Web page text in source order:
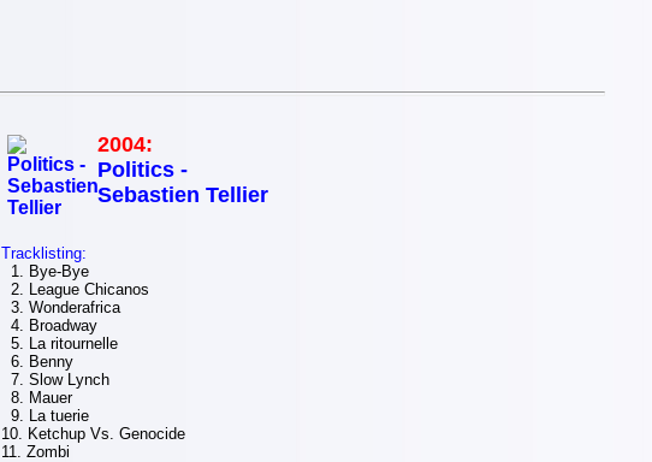
2004:
Politics -
Sebastien Tellier
Tracklisting:
1. Bye-Bye
2. League Chicanos
3. Wonderafrica
4. Broadway
5. La ritournelle
6. Benny
7. Slow Lynch
8. Mauer
9. La tuerie
10. Ketchup Vs. Genocide
11. Zombi